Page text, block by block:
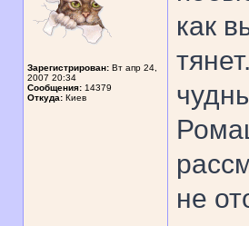
Зарегистрирован: Вт апр 24,
2007 20:34
Сообщения: 14379
Откуда: Киев
как
не